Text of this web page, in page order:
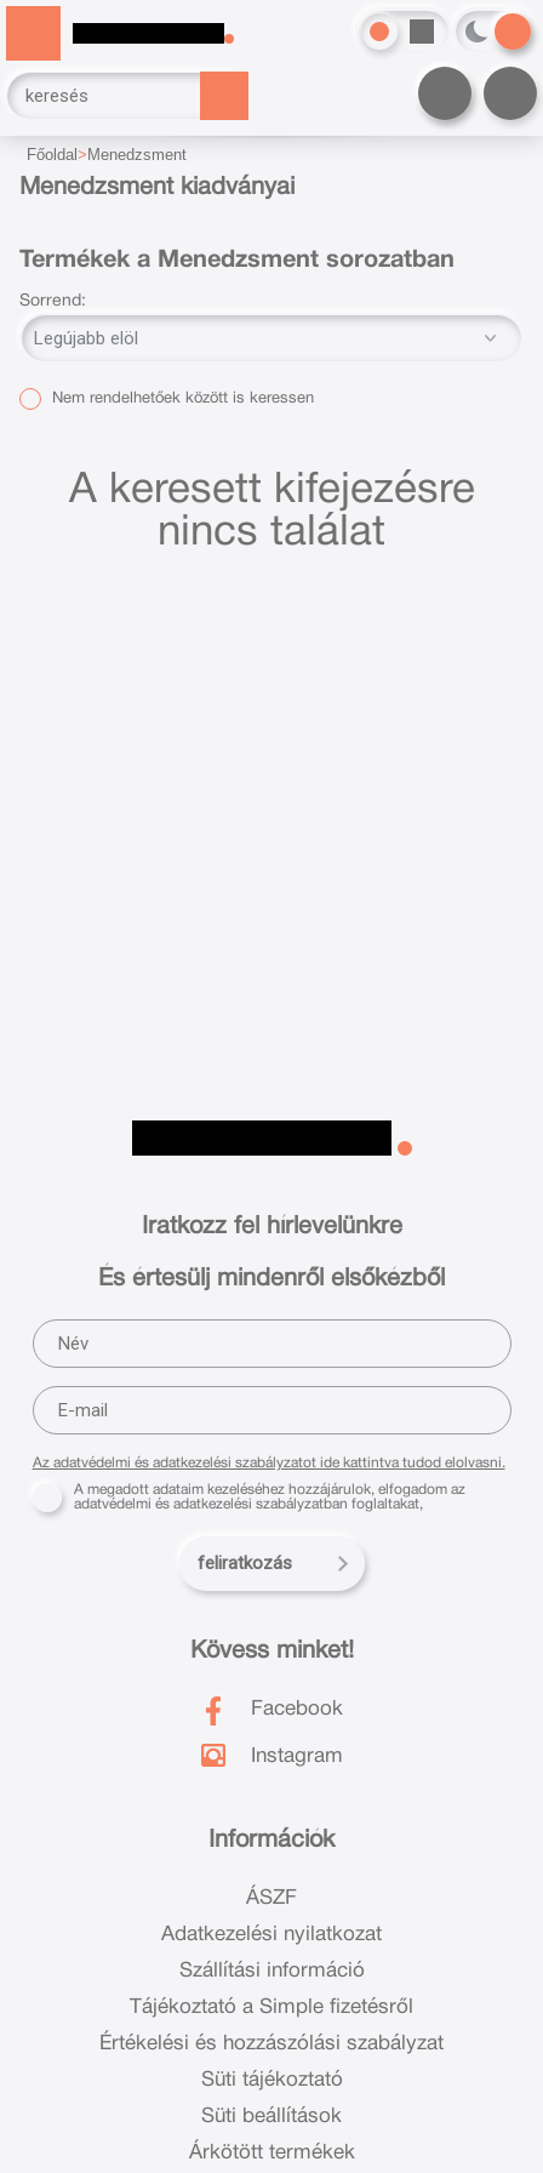
Főoldal Menedzsment
Menedzsment kiadványai
Termékek a Menedzsment sorozatban
Sorrend:
Nem rendelhetőek között is keressen
A keresett kifejezésre
nincs találat
Információk
ÁSZF
Adatkezelési nyilatkozat
Szállítási információ
Tájékoztató a Simple fizetésről
Értékelési és hozzászólási szabályzat
Süti tájékoztató
Süti beállítások
Árkötött termékek
Kövess minket!
Facebook
Instagram
Iratkozz fel hírlevelünkre
És értesülj mindenről elsőkézből
Az adatvédelmi és adatkezelési szabályzatot ide kattintva tudod elolvasni.
A megadott adataim kezeléséhez hozzájárulok, elfogadom az
adatvédelmi és adatkezelési szabályzatban foglaltakat,
feliratkozás